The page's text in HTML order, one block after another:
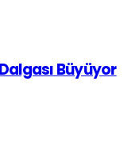
Büyüyor